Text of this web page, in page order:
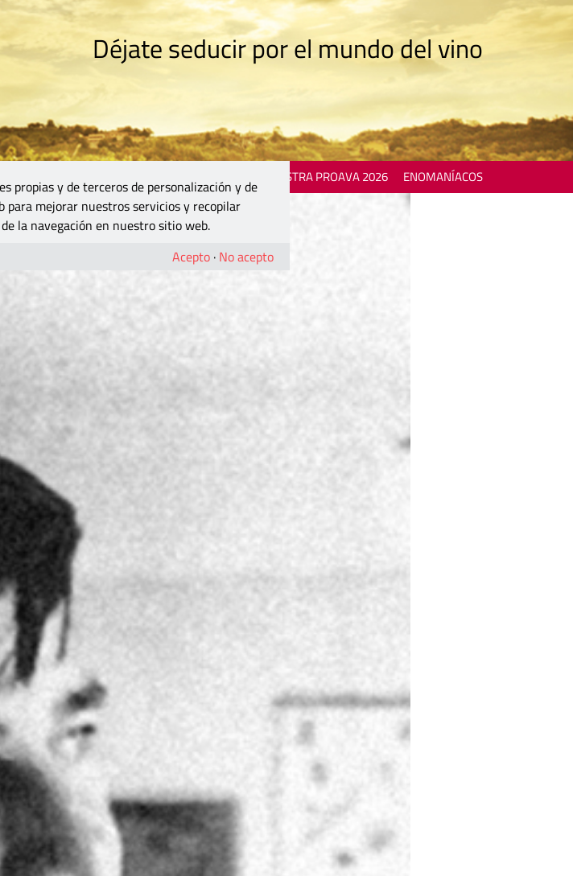
Déjate seducir por el mundo del vino
MOSTRA PROAVA 2026 ENOMANÍACOS
propias y de terceros de personalización y de
para mejorar nuestros servicios y recopilar
la navegación en nuestro sitio web.
Acepto · No acepto